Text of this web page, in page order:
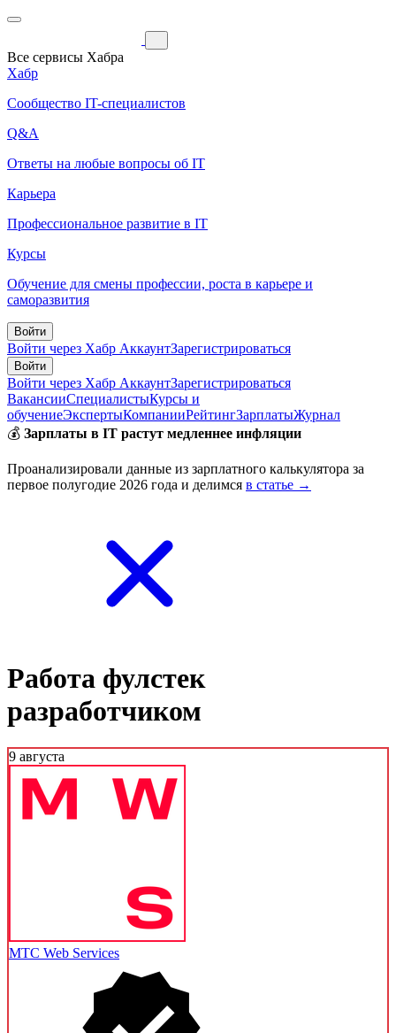
Все сервисы Хабра
Хабр
Сообщество IT-специалистов
Q&A
Ответы на любые вопросы об IT
Карьера
Профессиональное развитие в IT
Курсы
Обучение для смены профессии, роста в карьере и
саморазвития
Войти
Войти через Хабр АккаунтЗарегистрироваться
Войти
Войти через Хабр АккаунтЗарегистрироваться
ВакансииСпециалистыКурсы и
обучениеЭкспертыКомпанииРейтингЗарплатыЖурнал
💰 Зарплаты в IT растут медленнее инфляции
Проанализировали данные из зарплатного калькулятора за
первое полугодие 2026 года и делимся в статье →
Работа фулстек
разработчиком
9 августа
МТС Web Services